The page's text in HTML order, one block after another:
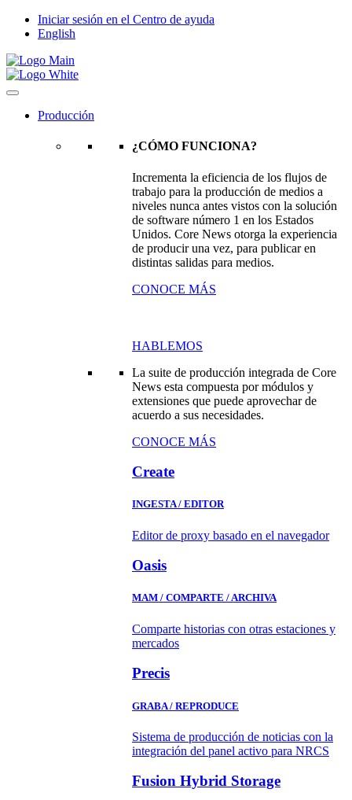
Iniciar sesión en el Centro de ayuda
English
Producción
¿CÓMO FUNCIONA?
Incrementa la eficiencia de los flujos de
trabajo para la producción de medios a
niveles nunca antes vistos con la solución
de software número 1 en los Estados
Unidos. Core News otorga la experiencia
de producir una vez, para publicar en
distintas salidas para medios.
CONOCE MÁS
HABLEMOS
La suite de producción integrada de Core
News esta compuesta por módulos y
extensiones que puede aprovechar de
acuerdo a sus necesidades.
CONOCE MÁS
Create
INGESTA / EDITOR
Editor de proxy basado en el navegador
Oasis
MAM / COMPARTE / ARCHIVA
Comparte historias con otras estaciones y
mercados
Precis
GRABA / REPRODUCE
Sistema de producción de noticias con la
integración del panel activo para NRCS
Fusion Hybrid Storage